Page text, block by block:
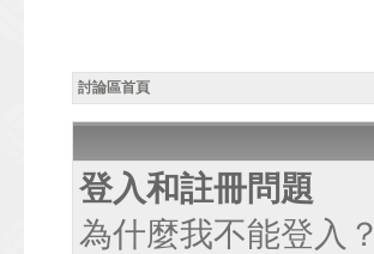
討論區首頁
登入和註冊問題
為什麼我不能登入？